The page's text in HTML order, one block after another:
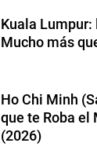
Kuala
Mucho más
Ho Chi Minh
que te Roba el
(2026)